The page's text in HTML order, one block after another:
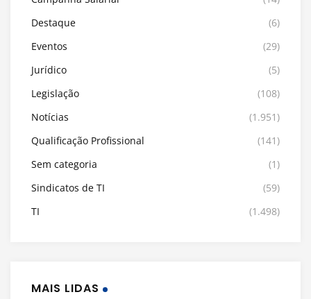
Destaque
(6)
Eventos
(29)
Jurídico
(5)
Legislação
(108)
Notícias
(1.951)
Qualificação Profissional
(141)
Sem categoria
(1)
Sindicatos de TI
(59)
TI
(1.498)
MAIS LIDAS